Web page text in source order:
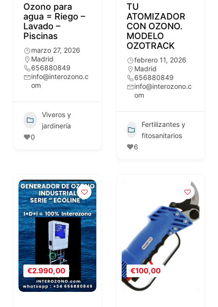
Ozono para
agua = Riego –
Lavado –
Piscinas
marzo 27, 2026
Madrid
656880849
info@interozono.c
om
Viveros y
jardinería
0
TU
ATOMIZADOR
CON OZONO.
MODELO
OZOTRACK
febrero 11, 2026
Madrid
656880849
info@interozono.c
om
Fertilizantes y
fitosanitarios
6
€2.990,00 €100,00